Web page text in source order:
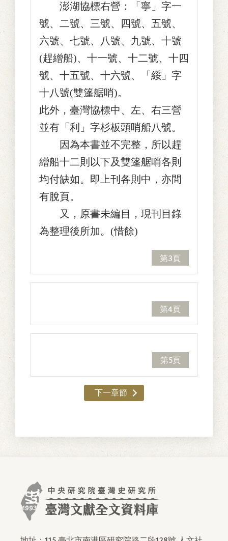
澎湖協標右營：「寧」字一
號、二號、三號、四號、五號、
六號、七號、八號、九號、十號
(趕繒船)、十一號、十二號、十四
號、十五號、十六號、「綏」字
十八號(雙篷艍哨)。
此外，臺灣協標中、左、右三營
並有「利」字杉板頭哨船八號。
因為本書並不完整，所以趕
繒船十二則以下及雙篷艍哨各則
均付缺如。即上刊各則中，亦間
有脫頁。
又，原書未編目，現刊目錄
為整理後所加。(惜餘)
第3頁
第4頁
第5頁
下一章節